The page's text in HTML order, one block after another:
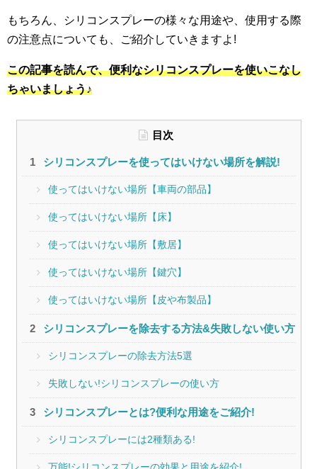
もちろん、シリコンスプレーの様々な用途や、使用する際
の注意点についても、ご紹介していきますよ!
この記事を読んで、便利なシリコンスプレーを使いこなし
ちゃいましょう♪
目次
シリコンスプレーを使ってはいけない場所を解説!
使ってはいけない場所【車両の部品】
使ってはいけない場所【床】
使ってはいけない場所【敷居】
使ってはいけない場所【鍵穴】
使ってはいけない場所【皮や布製品】
シリコンスプレーを除去する方法&失敗しない使い方
シリコンスプレーの除去方法5選
失敗しない!シリコンスプレーの使い方
シリコンスプレーとは?便利な用途をご紹介!
シリコンスプレーには2種類ある!